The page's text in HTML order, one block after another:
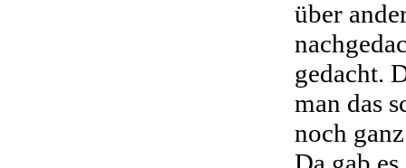
über
gedacht.
man das
noch